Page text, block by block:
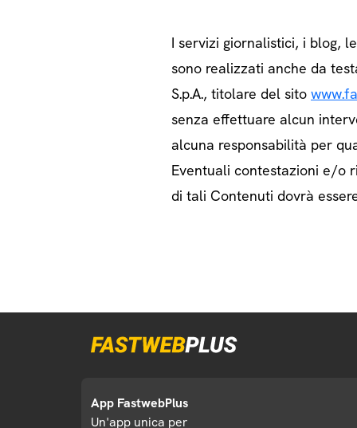
I servizi giornalistici, i blog,
sono realizzati anche da
S.p.A., titolare del sito
senza effettuare alcun
alcuna responsabilità per
Eventuali contestazioni e/o
di tali Contenuti dovrà
App FastwebPlus
Un'app unica per